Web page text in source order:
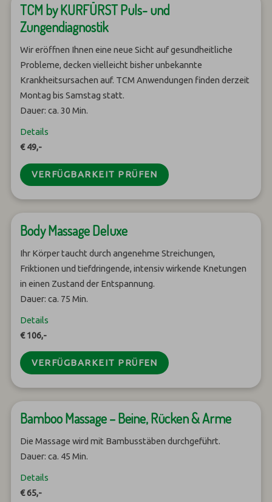
TCM by KURFÜRST Puls- und
Zungendiagnostik
Wir eröffnen Ihnen eine neue Sicht auf gesundheitliche
Probleme, decken vielleicht bisher unbekannte
Krankheitsursachen auf. TCM Anwendungen finden derzeit
Montag bis Samstag statt.
Dauer: ca. 30 Min.
Details
€ 49,-
VERFÜGBARKEIT PRÜFEN
Body Massage Deluxe
Ihr Körper taucht durch angenehme Streichungen,
Friktionen und tiefdringende, intensiv wirkende Knetungen
in einen Zustand der Entspannung.
Dauer: ca. 75 Min.
Details
€ 106,-
VERFÜGBARKEIT PRÜFEN
Bamboo Massage – Beine, Rücken & Arme
Die Massage wird mit Bambusstäben durchgeführt.
Dauer: ca. 45 Min.
Details
€ 65,-